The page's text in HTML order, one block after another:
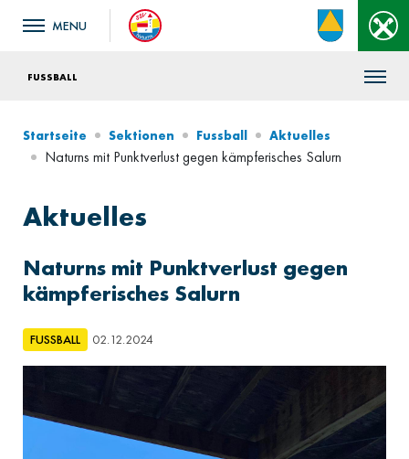
FUSSBALL
Startseite Sektionen Fussball Aktuelles
Naturns mit Punktverlust gegen kämpferisches Salurn
Aktuelles
Naturns mit Punktverlust gegen
kämpferisches Salurn
FUSSBALL 02.12.2024